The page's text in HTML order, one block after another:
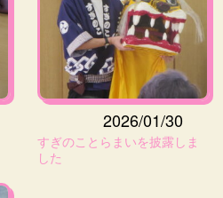
2026/01/30
すぎのことらまいを披露しま
した